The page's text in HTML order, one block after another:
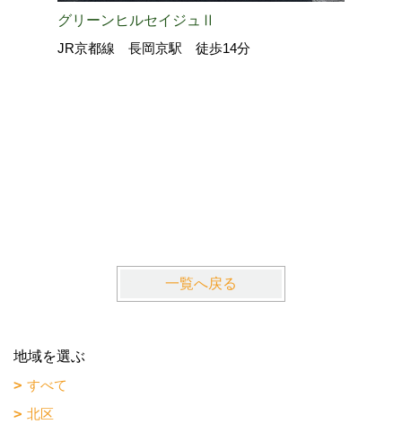
グリーンヒルセイジュⅡ
JR京都線 長岡京駅 徒歩14分
一覧へ戻る
地域を選ぶ
すべて
北区